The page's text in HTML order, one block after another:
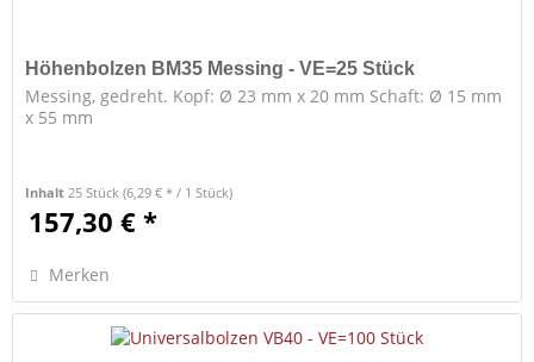
Höhenbolzen BM35 Messing - VE=25 Stück
Messing, gedreht. Kopf: Ø 23 mm x 20 mm Schaft: Ø 15 mm
x 55 mm
Inhalt 25 Stück(6,29 € * / 1 Stück)
157,30 € *
Merken